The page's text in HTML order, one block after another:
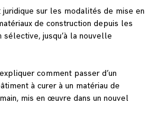
sur les modalités de mise en
de construction depuis les
jusqu’à la nouvelle
comment passer d’un
à curer à un matériau de
mis en œuvre dans un nouvel